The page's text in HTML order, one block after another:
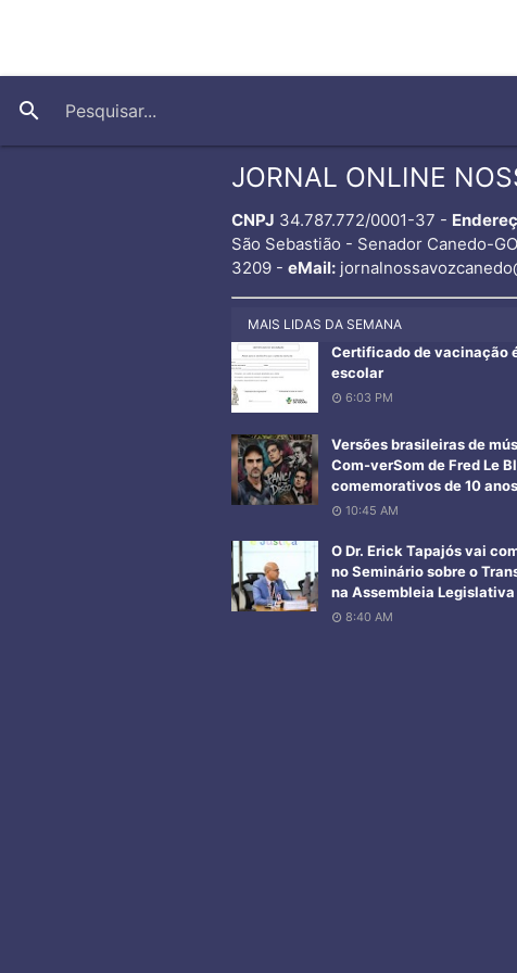
search
JORNAL ONLINE
CNPJ 34.787.772/0001-37 -
São Sebastião - Senador Canedo-
3209 - eMail:
MAIS LIDAS DA SEMANA
Certificado de vacinação
escolar
6:03 PM
Versões brasileiras de
Com-verSom de Fred Le
comemorativos de 10
10:45 AM
O Dr. Erick Tapajós vai
no Seminário sobre o
na Assembleia Legislativa
8:40 AM